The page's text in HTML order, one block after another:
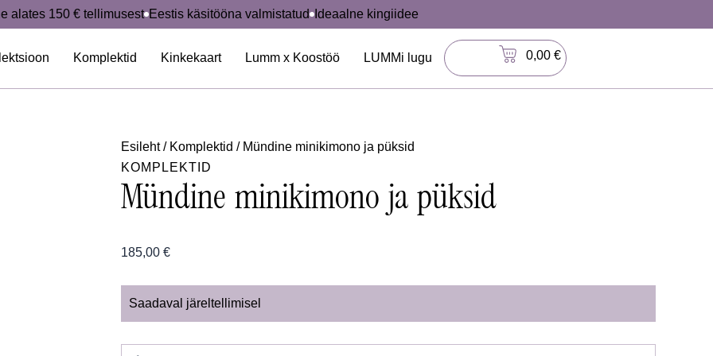
alates 150 € tellimusest Eestis käsitööna valmistatud Ideaalne kingiidee
Komplektid Kinkekaart Lumm x Koostöö LUMMi lugu 0,00 €
Esileht/ Komplektid / Mündine minikimono ja püksid
KOMPLEKTID
Mündine minikimono ja püksid
185,00 €
Saadaval järeltellimisel
Mündine
püksid